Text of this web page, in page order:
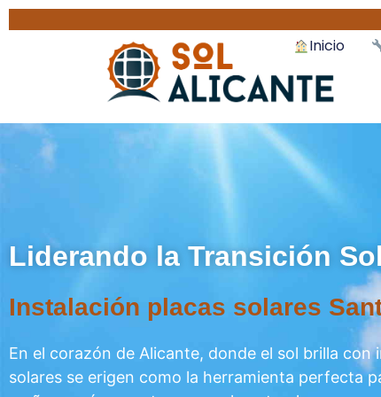
Inicio
Liderando la Transición
Instalación placas solares
En el corazón de Alicante, donde el sol brilla con
solares se erigen como la herramienta perfecta